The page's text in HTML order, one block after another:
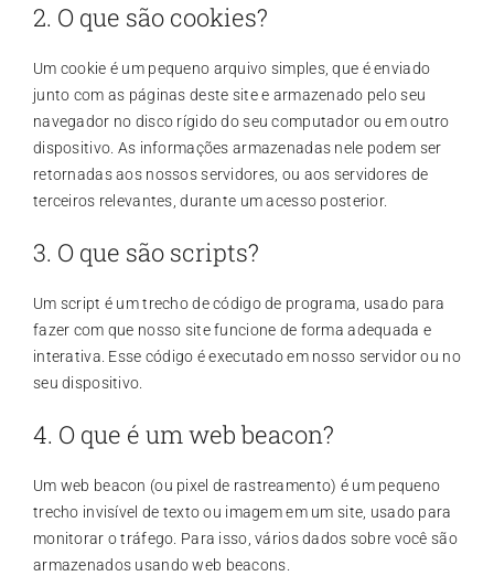
2. O que são cookies?
Um cookie é um pequeno arquivo simples, que é enviado
junto com as páginas deste site e armazenado pelo seu
navegador no disco rígido do seu computador ou em outro
dispositivo. As informações armazenadas nele podem ser
retornadas aos nossos servidores, ou aos servidores de
terceiros relevantes, durante um acesso posterior.
3. O que são scripts?
Um script é um trecho de código de programa, usado para
fazer com que nosso site funcione de forma adequada e
interativa. Esse código é executado em nosso servidor ou no
seu dispositivo.
4. O que é um web beacon?
Um web beacon (ou pixel de rastreamento) é um pequeno
trecho invisível de texto ou imagem em um site, usado para
monitorar o tráfego. Para isso, vários dados sobre você são
armazenados usando web beacons.